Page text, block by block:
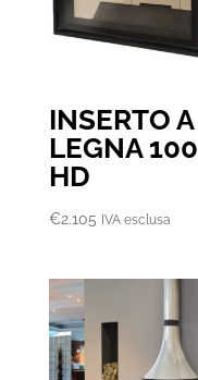
INSERTO A
LEGNA 100
HD
€2.105 IVA esclusa